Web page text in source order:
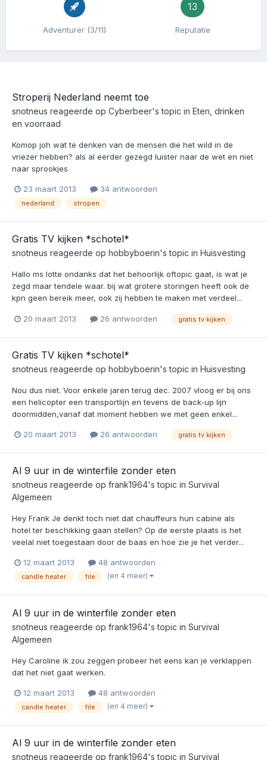
Adventurer (3/11)
13
Reputatie
Stroperij Nederland neemt toe
snotneus reageerde op Cyberbeer's topic in Eten, drinken
en voorraad
Komop joh wat te denken van de mensen die het wild in de
vriezer hebben? als al eerder gezegd luister naar de wet en niet
naar sprookjes
23 maart 2013 34 antwoorden
nederland stropen
Gratis TV kijken *schotel*
snotneus reageerde op hobbyboerin's topic in Huisvesting
Hallo ms lotte ondanks dat het behoorlijk oftopic gaat, is wat je
zegd maar tendele waar. bij wat grotere storingen heeft ook de
kpn geen bereik meer, ook zij hebben te maken met verdeel...
20 maart 2013 26 antwoorden gratis tv kijken
Gratis TV kijken *schotel*
snotneus reageerde op hobbyboerin's topic in Huisvesting
Nou dus niet. Voor enkele jaren terug dec. 2007 vloog er bij ons
een helicopter een transportlijn en tevens de back-up lijn
doormidden,vanaf dat moment hebben we met geen enkel...
20 maart 2013 26 antwoorden gratis tv kijken
Al 9 uur in de winterfile zonder eten
snotneus reageerde op frank1964's topic in Survival
Algemeen
Hey Frank Je denkt toch niet dat chauffeurs hun cabine als
hotel ter beschikking gaan stellen? Op de eerste plaats is het
veelal niet toegestaan door de baas en hoe zie je het verder...
12 maart 2013 48 antwoorden
candle heater file (en 4 meer)
Al 9 uur in de winterfile zonder eten
snotneus reageerde op frank1964's topic in Survival
Algemeen
Hey Caroline ik zou zeggen probeer het eens kan je verklappen
dat het niet gaat werken.
12 maart 2013 48 antwoorden
candle heater file (en 4 meer)
Al 9 uur in de winterfile zonder eten
snotneus reageerde op frank1964's topic in Survival